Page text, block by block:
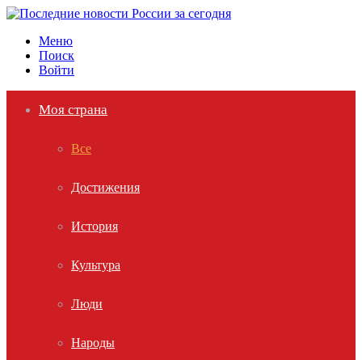
Меню
Поиск
Войти
Моя страна
Все
Достижения
История
Культура
Люди
Народы